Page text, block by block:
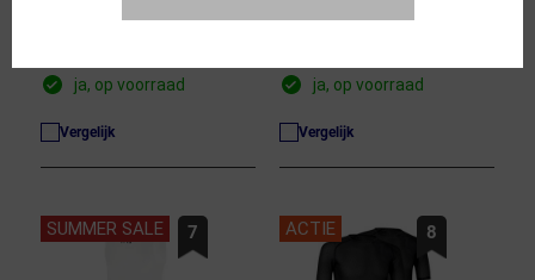
ja, op voorraad
Vergelijk
ja, op voorraad
Vergelijk
SUMMER SALE 7 ACTIE 8